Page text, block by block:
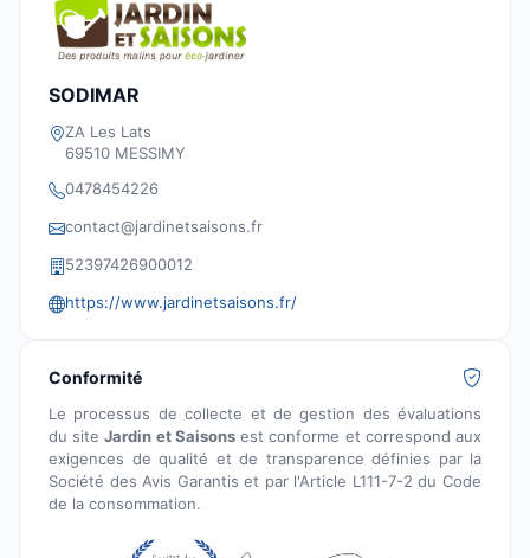
SODIMAR
ZA Les Lats
69510 MESSIMY
0478454226
contact@jardinetsaisons.fr
52397426900012
https://www.jardinetsaisons.fr/
Conformité
Le processus de collecte et de gestion des évaluations
du siteJardin et Saisonsest conforme et correspond aux
exigences de qualité et de transparence définies par la
Société des Avis Garantis et par l'Article L111-7-2 du Code
de la consommation.